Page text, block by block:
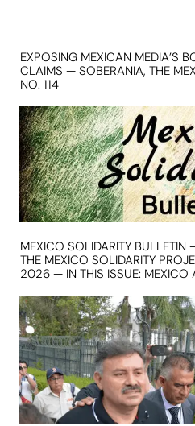
EXPOSING MEXICAN MEDIA’S
CLAIMS — SOBERANIA, THE
NO. 114
MEXICO SOLIDARITY BULLETIN
THE MEXICO SOLIDARITY
2026 — IN THIS ISSUE: MEXICO